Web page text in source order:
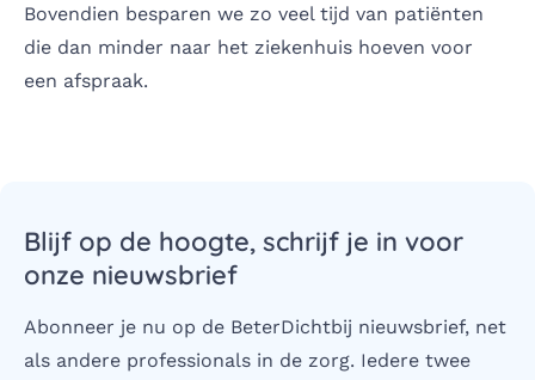
Bovendien besparen we zo veel tijd van patiënten
die dan minder naar het ziekenhuis hoeven voor
een afspraak.
Blijf op de hoogte, schrijf je in voor
onze nieuwsbrief
Abonneer je nu op de BeterDichtbij nieuwsbrief, net
als andere professionals in de zorg. Iedere twee